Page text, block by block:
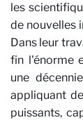
les
de nouvelles
Dans leur
fin l'énorme
une
appliquant
puissants,